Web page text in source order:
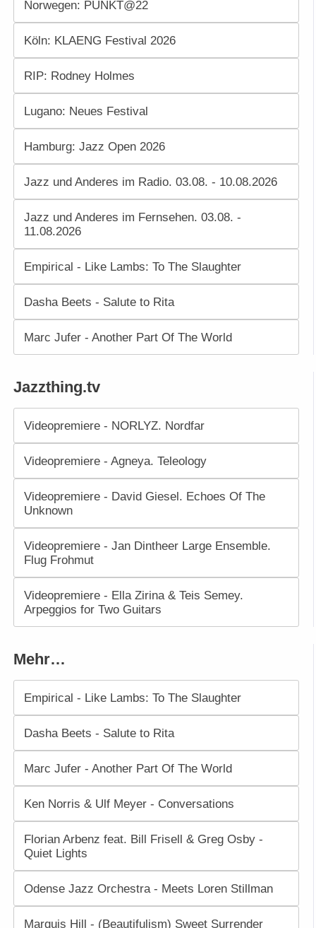
Norwegen: PUNKT@22
Köln: KLAENG Festival 2026
RIP: Rodney Holmes
Lugano: Neues Festival
Hamburg: Jazz Open 2026
Jazz und Anderes im Radio. 03.08. - 10.08.2026
Jazz und Anderes im Fernsehen. 03.08. -
11.08.2026
Empirical - Like Lambs: To The Slaughter
Dasha Beets - Salute to Rita
Marc Jufer - Another Part Of The World
Jazzthing.tv
Videopremiere - NORLYZ. Nordfar
Videopremiere - Agneya. Teleology
Videopremiere - David Giesel. Echoes Of The
Unknown
Videopremiere - Jan Dintheer Large Ensemble.
Flug Frohmut
Videopremiere - Ella Zirina & Teis Semey.
Arpeggios for Two Guitars
Mehr…
Empirical - Like Lambs: To The Slaughter
Dasha Beets - Salute to Rita
Marc Jufer - Another Part Of The World
Ken Norris & Ulf Meyer - Conversations
Florian Arbenz feat. Bill Frisell & Greg Osby -
Quiet Lights
Odense Jazz Orchestra - Meets Loren Stillman
Marquis Hill - (Beautifulism) Sweet Surrender